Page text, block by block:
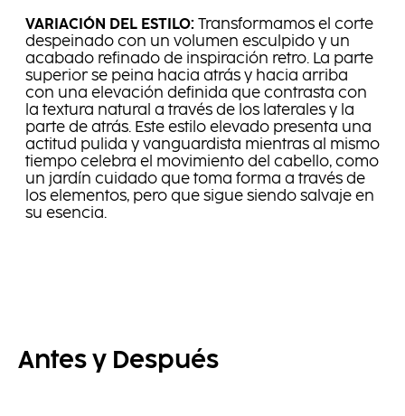
VARIACIÓN DEL ESTILO: Transformamos el corte
despeinado con un volumen esculpido y un
acabado refinado de inspiración retro. La parte
superior se peina hacia atrás y hacia arriba
con una elevación definida que contrasta con
la textura natural a través de los laterales y la
parte de atrás. Este estilo elevado presenta una
actitud pulida y vanguardista mientras al mismo
tiempo celebra el movimiento del cabello, como
un jardín cuidado que toma forma a través de
los elementos, pero que sigue siendo salvaje en
su esencia.
Antes y Después